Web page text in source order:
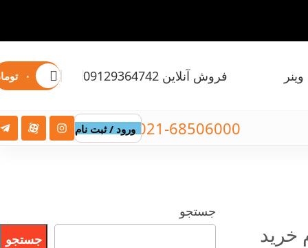
فروش آنلاین 09129364742 ۰
021-68506000ورود / ثبت نام
خرید
جستجو
جستجو